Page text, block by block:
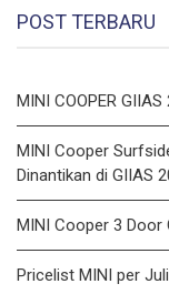
POST TERBARU
MINI COOPER GIIAS
MINI Cooper
Dinantikan di GIIAS
MINI Cooper 3 Door
Pricelist MINI per